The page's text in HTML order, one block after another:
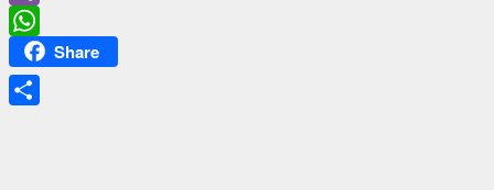
Link
Viber
WhatsApp
Share